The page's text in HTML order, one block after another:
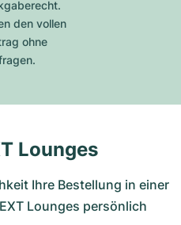
den vollen
ohne
Lounges
Ihre Bestellung in einer
Lounges persönlich